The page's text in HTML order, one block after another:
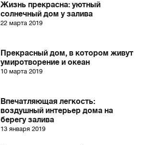
Жизнь прекрасна: уютный
солнечный дом у залива
22 марта 2019
Прекрасный дом, в котором живут
умиротворение и океан
10 марта 2019
Впечатляющая легкость:
воздушный интерьер дома на
берегу залива
13 января 2019